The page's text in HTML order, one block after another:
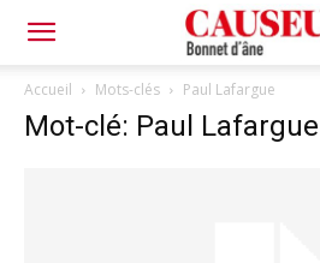
Bonnet
d'âne
Accueil Mots-clés Paul Lafargue
Mot-clé: Paul Lafargue